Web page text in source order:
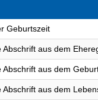
Geburtszeit
Abschrift aus dem
Abschrift aus dem
Abschrift aus dem